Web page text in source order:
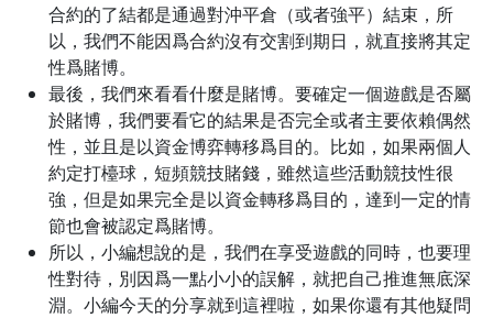
合約的了結都是通過對沖平倉（或者強平）結束，所
以，我們不能因爲合約沒有交割到期日，就直接將其定
性爲賭博。
最後，我們來看看什麼是賭博。要確定一個遊戲是否屬
於賭博，我們要看它的結果是否完全或者主要依賴偶然
性，並且是以資金博弈轉移爲目的。比如，如果兩個人
約定打檯球，短頻競技賭錢，雖然這些活動競技性很
強，但是如果完全是以資金轉移爲目的，達到一定的情
節也會被認定爲賭博。
所以，小編想說的是，我們在享受遊戲的同時，也要理
性對待，別因爲一點小小的誤解，就把自己推進無底深
淵。小編今天的分享就到這裡啦，如果你還有其他疑問